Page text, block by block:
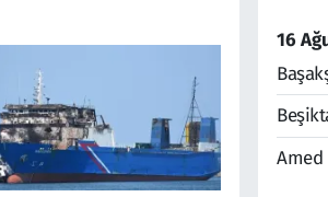
16
Amed